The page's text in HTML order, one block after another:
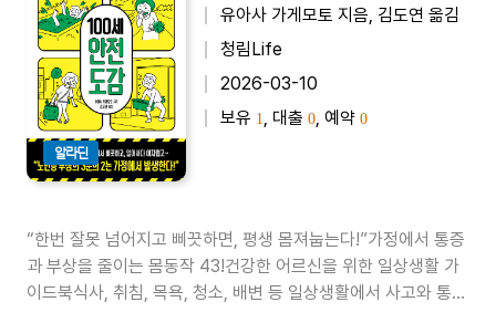
알라딘
유아사 가게모토 지음, 김도연 옮김
청림Life
2026-03-10
보유 1 , 대출 0 , 예약 0
“한번 잘못 넘어지고 삐끗하면, 평생 몸져눕는다!”가정에서 통증
과 부상을 줄이는 몸동작 43!건강한 어르신을 위한 일상생활 가
이드북식사, 취침, 목욕, 청소, 배변 등 일상생활에서 사고와 통증